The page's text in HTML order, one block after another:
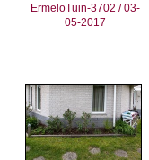
ErmeloTuin-3702 / 03-
05-2017